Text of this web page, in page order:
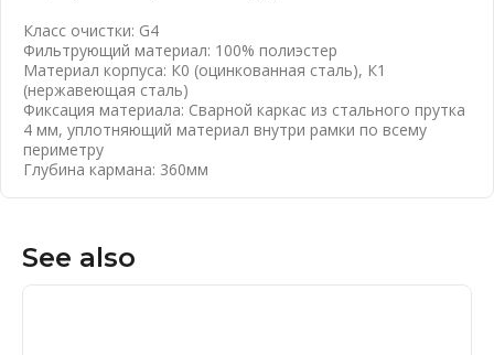
Класс очистки: G4
Фильтрующий материал: 100% полиэстер
Материал корпуса: К0 (оцинкованная сталь), К1
(нержавеющая сталь)
Фиксация материала: Сварной каркас из стального прутка
4 мм, уплотняющий материал внутри рамки по всему
периметру
Глубина кармана: 360мм
See also